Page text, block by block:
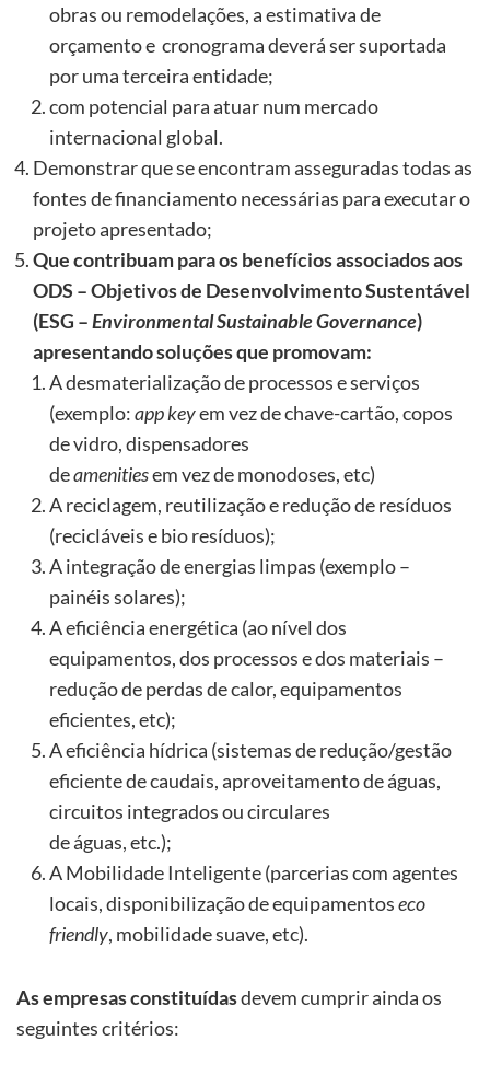
obras ou remodelações, a estimativa de
orçamento e cronograma deverá ser suportada
por uma terceira­ entidade;
com potencial para atuar num mercado
internacional global.
Demonstrar que se encontram asseguradas todas as
fontes de financiamento necessárias para executar o
projeto apresentado;
Que contribuam para os benefícios associados aos
ODS – Objetivos de Desenvolvimento Sustentável
(ESG –EnvironmentalSustainableGovernance)
apresentando soluções que promovam:
A desmaterialização de processos e serviços
(exemplo:appkeyem vez de chave-cartão, copos
de vidro, dispensadores
deamenitiesem vez de monodoses, etc)
A reciclagem, reutilização e redução de resíduos
(recicláveis e bio resíduos);
A integração de energias limpas (exemplo –
painéis solares);
A eficiência energética (ao nível dos
equipamentos, dos processos e dos materiais –
redução de perdas de calor, equipamentos
eficientes, etc);
A eficiência hídrica (sistemas de redução/gestão
eficiente de caudais, aproveitamento de águas,
circuitos integrados ou circulares
de águas, etc.);
A Mobilidade Inteligente (parcerias com agentes
locais, disponibilização de equipamentoseco
friendly, mobilidade suave, etc).
As empresas constituídasdevem cumprir ainda os
seguintes critérios: